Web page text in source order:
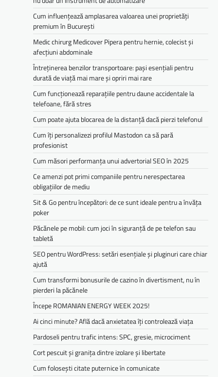
Cum influențează amplasarea valoarea unei proprietăți
premium în București
Medic chirurg Medicover Pipera pentru hernie, colecist și
afecțiuni abdominale
Întreținerea benzilor transportoare: pași esențiali pentru
durată de viață mai mare și opriri mai rare
Cum funcționează reparațiile pentru daune accidentale la
telefoane, fără stres
Cum poate ajuta blocarea de la distanță dacă pierzi telefonul
Cum îți personalizezi profilul Mastodon ca să pară
profesionist
Cum măsori performanța unui advertorial SEO în 2025
Ce amenzi pot primi companiile pentru nerespectarea
obligațiilor de mediu­­
Sit & Go pentru începători: de ce sunt ideale pentru a învăța
poker
Păcănele pe mobil: cum joci în siguranță de pe telefon sau
tabletă
SEO pentru WordPress: setări esențiale și pluginuri care chiar
ajută
Cum transformi bonusurile de cazino în divertisment, nu în
pierderi la păcănele
Începe ROMANIAN ENERGY WEEK 2025!
Ai cinci minute? Află dacă anxietatea îți controlează viața
Pardoseli pentru trafic intens: SPC, gresie, microciment
Cort pescuit și granița dintre izolare și libertate
Cum folosești citate puternice în comunicate